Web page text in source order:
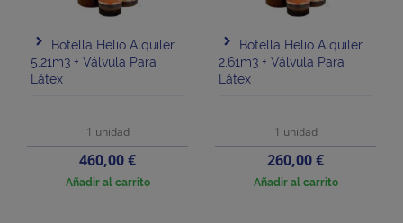
Botella Helio Alquiler
5,21m3 + Válvula Para
Látex
1 unidad
Precio
460,00 €
Añadir al carrito
Botella Helio Alquiler
2,61m3 + Válvula Para
Látex
1 unidad
Precio
260,00 €
Añadir al carrito